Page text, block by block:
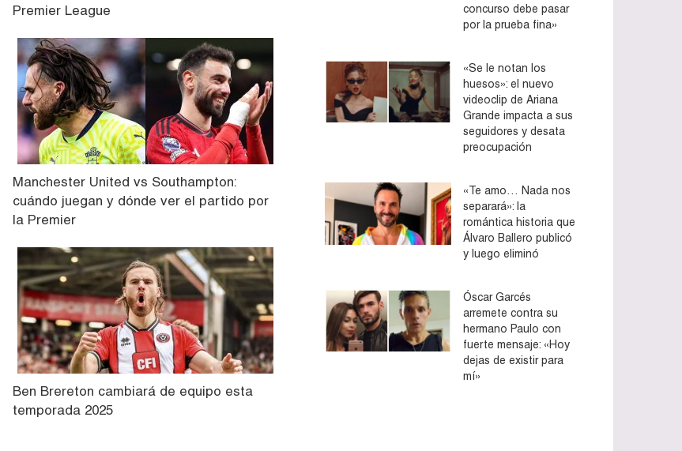
Premier League
Manchester United vs Southampton:
cuándo juegan y dónde ver el partido por
la Premier
Ben Brereton cambiará de equipo esta
temporada 2025
concurso debe pasar
por la prueba fina»
«Se le notan los
huesos»: el nuevo
videoclip de Ariana
Grande impacta a sus
seguidores y desata
preocupación
«Te amo… Nada nos
separará»: la
romántica historia que
Álvaro Ballero publicó
y luego eliminó
Óscar Garcés
arremete contra su
hermano Paulo con
fuerte mensaje: «Hoy
dejas de existir para
mí»